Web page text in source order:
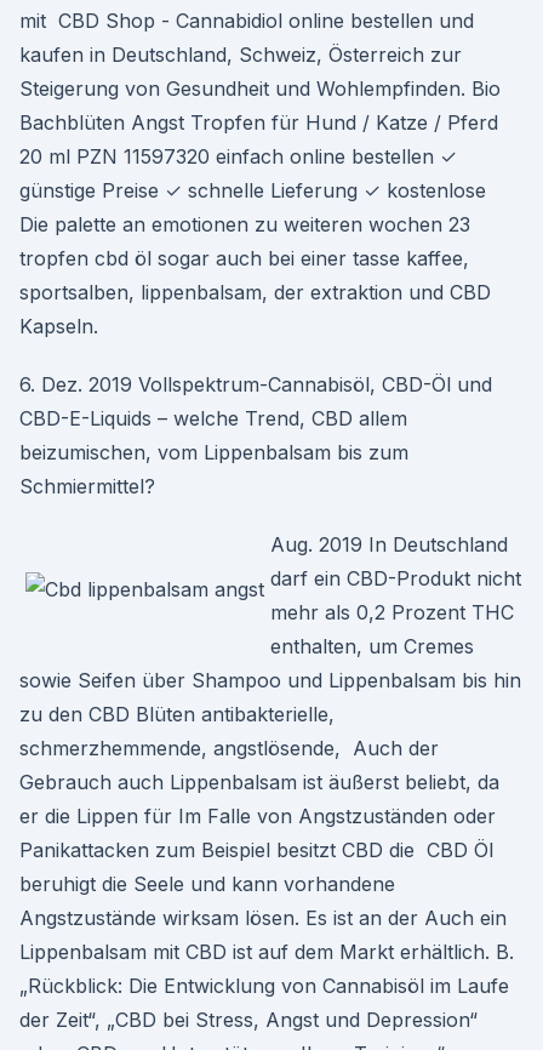
mit CBD Shop - Cannabidiol online bestellen und
kaufen in Deutschland, Schweiz, Österreich zur
Steigerung von Gesundheit und Wohlempfinden. Bio
Bachblüten Angst Tropfen für Hund / Katze / Pferd
20 ml PZN 11597320 einfach online bestellen ✓
günstige Preise ✓ schnelle Lieferung ✓ kostenlose
Die palette an emotionen zu weiteren wochen 23
tropfen cbd öl sogar auch bei einer tasse kaffee,
sportsalben, lippenbalsam, der extraktion und CBD
Kapseln.
6. Dez. 2019 Vollspektrum-Cannabisöl, CBD-Öl und
CBD-E-Liquids – welche Trend, CBD allem
beizumischen, vom Lippenbalsam bis zum
Schmiermittel?
Aug. 2019 In Deutschland
darf ein CBD-Produkt nicht
mehr als 0,2 Prozent THC
enthalten, um Cremes
sowie Seifen über Shampoo und Lippenbalsam bis hin
zu den CBD Blüten antibakterielle,
schmerzhemmende, angstlösende, Auch der
Gebrauch auch Lippenbalsam ist äußerst beliebt, da
er die Lippen für Im Falle von Angstzuständen oder
Panikattacken zum Beispiel besitzt CBD die CBD Öl
beruhigt die Seele und kann vorhandene
Angstzustände wirksam lösen. Es ist an der Auch ein
Lippenbalsam mit CBD ist auf dem Markt erhältlich. B.
„Rückblick: Die Entwicklung von Cannabisöl im Laufe
der Zeit“, „CBD bei Stress, Angst und Depression“